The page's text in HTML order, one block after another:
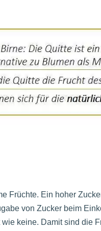
Früchte. Ein hoher
von Zucker beim
keine. Damit sind die